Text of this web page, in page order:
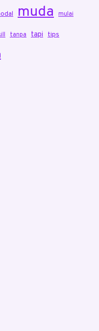
muda mulai
tanpa tapi tips